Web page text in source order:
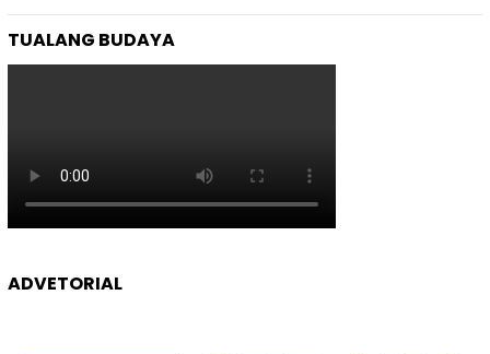
TUALANG BUDAYA
ADVETORIAL